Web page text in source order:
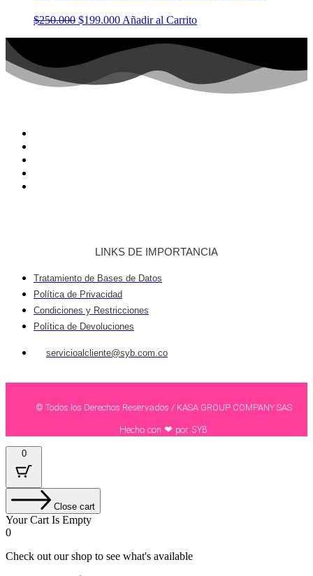
$250.000 $199.000 Añadir al Carrito
LINKS DE IMPORTANCIA
Tratamiento de Bases de Datos
Política de Privacidad
Condiciones y Restricciones
Política de Devoluciones
servicioalcliente@syb.com.co
© Todos los Derechos Reservados / KASA GROUP COMPANY SAS
Hecho con ❤ por SYB
0
Close cart
Your Cart Is Empty
0
Check out our shop to see what's available